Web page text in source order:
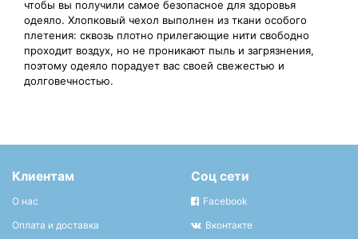
чтобы вы получили самое безопасное для здоровья
одеяло. Хлопковый чехол выполнен из ткани особого
плетения: сквозь плотно прилегающие нити свободно
проходит воздух, но не проникают пыль и загрязнения,
поэтому одеяло порадует вас своей свежестью и
долговечностью.
Клиентам
О нас
Оплата и доставка
Соц сети
Facebook
Вконтакте